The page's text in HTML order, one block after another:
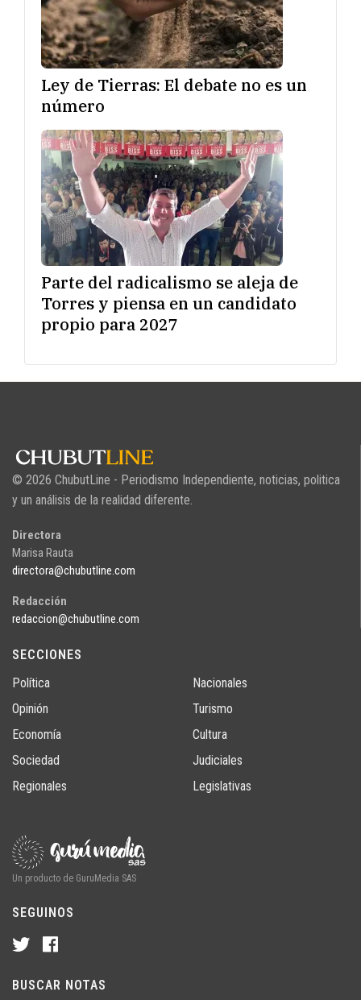
Ley de Tierras: El debate no es un
número
Parte del radicalismo se aleja de
Torres y piensa en un candidato
propio para 2027
© 2026 ChubutLine - Periodismo Independiente, noticias, politica
y un análisis de la realidad diferente.
Directora
Marisa Rauta
directora@chubutline.com
Redacción
redaccion@chubutline.com
SECCIONES
Política
Opinión
Economía
Sociedad
Regionales
Nacionales
Turismo
Cultura
Judiciales
Legislativas
Un producto de GuruMedia SAS
SEGUINOS
BUSCAR NOTAS